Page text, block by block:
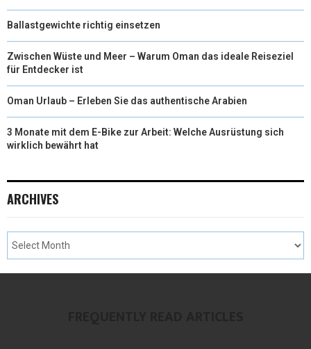
Ballastgewichte richtig einsetzen
Zwischen Wüste und Meer – Warum Oman das ideale Reiseziel
für Entdecker ist
Oman Urlaub – Erleben Sie das authentische Arabien
3 Monate mit dem E-Bike zur Arbeit: Welche Ausrüstung sich
wirklich bewährt hat
ARCHIVES